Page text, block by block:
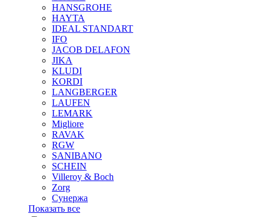
HANSGROHE
HAYTA
IDEAL STANDART
IFO
JACOB DELAFON
JIKA
KLUDI
KORDI
LANGBERGER
LAUFEN
LEMARK
Migliore
RAVAK
RGW
SANIBANO
SCHEIN
Villeroy & Boch
Zorg
Сунержа
Показать все